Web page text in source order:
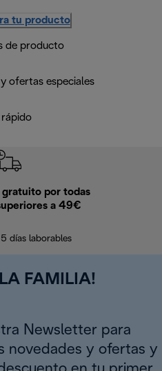
tu producto
de producto
ofertas especiales
gratuito por todas
a 49€
días laborables
FAMILIA!
Newsletter para
novedades y ofertas y